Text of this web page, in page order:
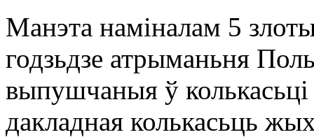
Манэта наміналам 5
годзьдзе атрыманьня
выпушчаныя ў
дакладная колькасьць